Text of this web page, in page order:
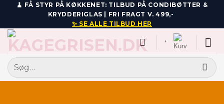
Fortsæt
indhold
🧹 FÅ STYR PÅ KØKKENET: TILBUD PÅ CONDIBØTTER &
KRYDDERIGLAS | FRI FRAGT V. 499,-
✨ SE ALLE TILBUD HER
*
Søg
efter: